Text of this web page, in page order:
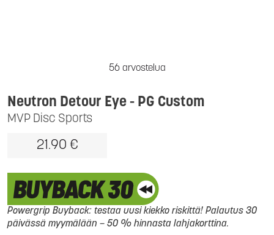
56 arvostelua
MVP Disc Sports
Neutron Detour Eye - PG Custom
21.90 €
Powergrip Buyback: testaa uusi kiekko riskittä! Palautus 30
päivässä myymälään – 50 % hinnasta lahjakorttina.